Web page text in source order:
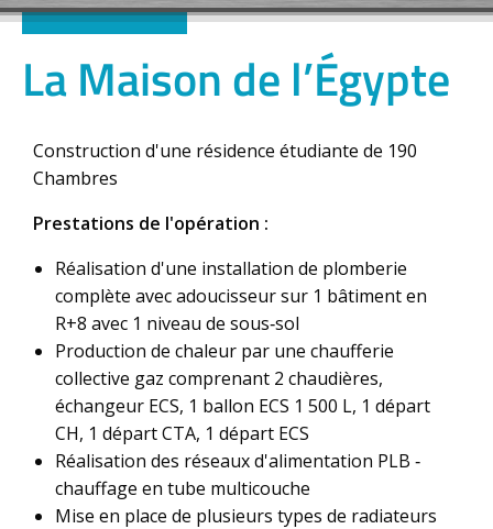
La Maison de l’Égypte
Construction d'une résidence étudiante de 190
Chambres
Prestations de l'opération :
Réalisation d'une installation de plomberie
complète avec adoucisseur sur 1 bâtiment en
R+8 avec 1 niveau de sous‐sol
Production de chaleur par une chaufferie
collective gaz comprenant 2 chaudières,
échangeur ECS, 1 ballon ECS 1 500 L, 1 départ
CH, 1 départ CTA, 1 départ ECS
Réalisation des réseaux d'alimentation PLB ‐
chauffage en tube multicouche
Mise en place de plusieurs types de radiateurs